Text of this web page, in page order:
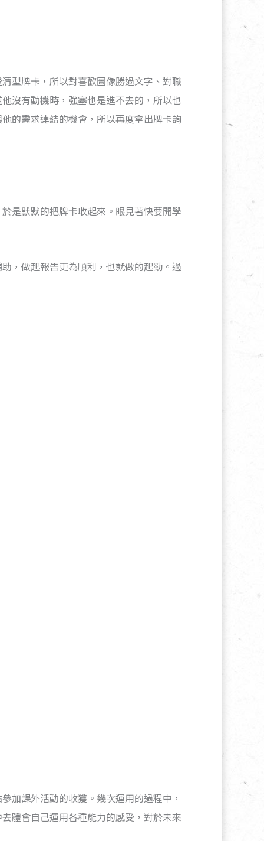
型牌卡，所以對喜歡圖像勝過文字、對職
沒有動機時，強塞也是進不去的，所以也
的需求連結的機會，所以再度拿出牌卡詢
是默默的把牌卡收起來。眼見著快要開學
，做起報告更為順利，也就做的起勁。過
加課外活動的收獲。幾次運用的過程中，
體會自己運用各種能力的感受，對於未來